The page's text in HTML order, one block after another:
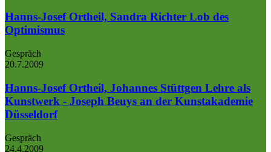
Hanns-Josef Ortheil, Sandra Richter Lob des
Optimismus
Gespräch
20.7.2009
Hanns-Josef Ortheil, Johannes Stüttgen Lehre als
Kunstwerk - Joseph Beuys an der Kunstakademie
Düsseldorf
Gespräch
24.4.2009